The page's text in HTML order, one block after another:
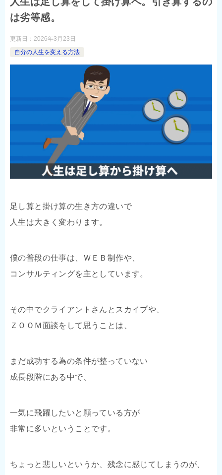
は劣等感。
更新日： 2026年3月23日
自分の人生を変える方法
足し算と掛け算の生き方の違いで
人生は大きく変わります。
僕の普段の仕事は、ＷＥＢ制作や、
コンサルティングを主としています。
その中でクライアントさんとスカイプや、
ＺＯＯＭ面談をして思うことは、
まだ成功する為の条件が整っていない
成長段階にある中で、
一気に飛躍したいと願っている方が
非常に多いということです。
ちょっと悲しいというか、残念に感じてしまうのが、